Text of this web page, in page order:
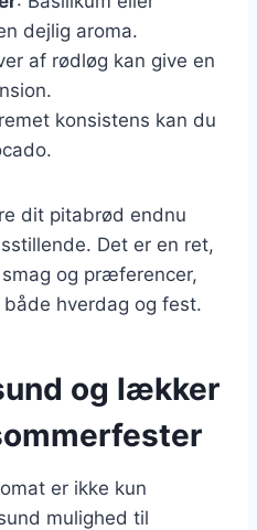
dejlig aroma.
af rødløg kan give en
konsistens kan du
dit pitabrød endnu
Det er en ret,
og præferencer,
hverdag og fest.
og lækker
er ikke kun
mulighed til